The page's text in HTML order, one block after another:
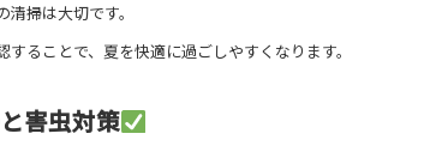
掃は大切です。
ることで、夏を快適に過ごしやすくなります。
害虫対策